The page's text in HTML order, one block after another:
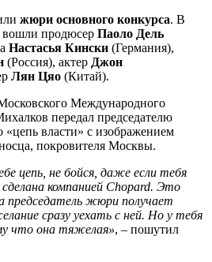
жюри основного конкурса. В
вошли продюсер Паоло Дель
Настасья Кински (Германия),
(Россия), актер Джон
Лян Цяо (Китай).
Международного
передал председателю
власти» с изображением
покровителя Москвы.
цепь, не бойся, даже если тебя
компанией Chopard. Это
председатель жюри получает
сразу уехать с ней. Но у тебя
что она тяжелая», – пошутил